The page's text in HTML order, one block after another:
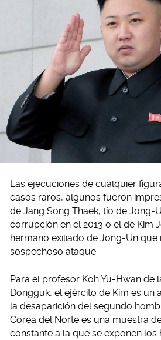
Las ejecuciones de cualquier
casos raros, algunos fueron
de Jang Song Thaek, tío de Jong-
corrupción en el 2013 o el de Kim
hermano exiliado de Jong-Un
sospechoso ataque.
Para el profesor Koh Yu-Hwan de
Dongguk, el ejército de Kim es un
la desaparición del segundo
Corea del Norte es una muestra
constante a la que se exponen los